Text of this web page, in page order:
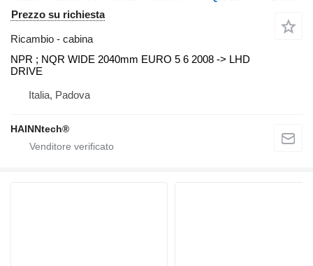
Prezzo su richiesta
Ricambio - cabina
NPR ; NQR WIDE 2040mm EURO 5 6 2008 -> LHD
DRIVE
Italia, Padova
HAINNtech®